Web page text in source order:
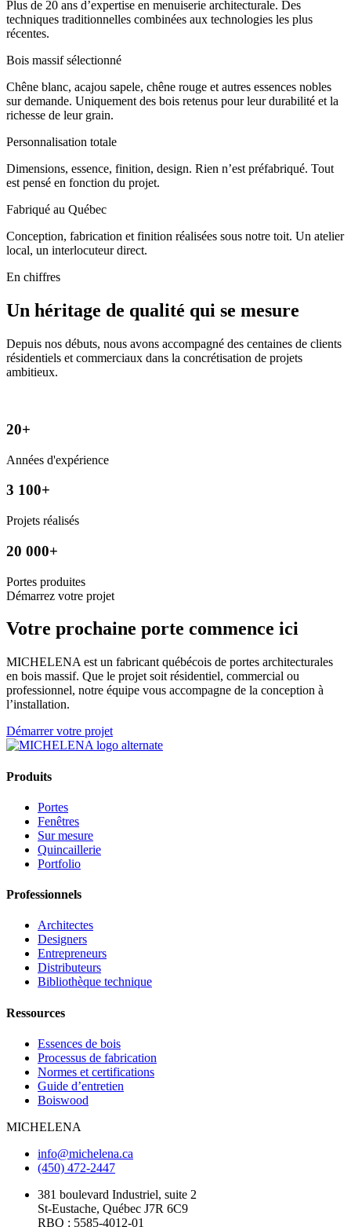
Plus de 20 ans d’expertise en menuiserie architecturale. Des
techniques traditionnelles combinées aux technologies les plus
récentes.
Bois massif sélectionné
Chêne blanc, acajou sapele, chêne rouge et autres essences nobles
sur demande. Uniquement des bois retenus pour leur durabilité et la
richesse de leur grain.
Personnalisation totale
Dimensions, essence, finition, design. Rien n’est préfabriqué. Tout
est pensé en fonction du projet.
Fabriqué au Québec
Conception, fabrication et finition réalisées sous notre toit. Un atelier
local, un interlocuteur direct.
En chiffres
Un héritage de qualité qui se mesure
Depuis nos débuts, nous avons accompagné des centaines de clients
résidentiels et commerciaux dans la concrétisation de projets
ambitieux.
20+
Années d'expérience
3 100+
Projets réalisés
20 000+
Portes produites
Démarrez votre projet
Votre prochaine porte commence ici
MICHELENA est un fabricant québécois de portes architecturales
en bois massif. Que le projet soit résidentiel, commercial ou
professionnel, notre équipe vous accompagne de la conception à
l’installation.
Démarrer votre projet
Produits
Portes
Fenêtres
Sur mesure
Quincaillerie
Portfolio
Professionnels
Architectes
Designers
Entrepreneurs
Distributeurs
Bibliothèque technique
Ressources
Essences de bois
Processus de fabrication
Normes et certifications
Guide d’entretien
Boiswood
MICHELENA
info@michelena.ca
(450) 472-2447
381 boulevard Industriel, suite 2
St-Eustache, Québec J7R 6C9
RBQ : 5585-4012-01